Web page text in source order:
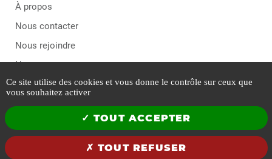
À propos
Nous contacter
Nous rejoindre
Nos agences
Politique qualité, sécurité et environnement
Sitemap
Ce site utilise des cookies et vous donne le contrôle sur ceux que
vous souhaitez activer
TOUT ACCEPTER
TOUT REFUSER